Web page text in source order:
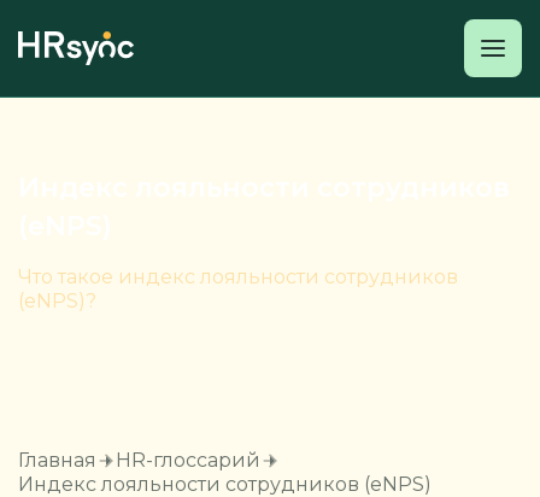
Что такое индекс лояльности сотрудников
(eNPS)?
Главная
HR-глоссарий
Индекс лояльности сотрудников (eNPS)